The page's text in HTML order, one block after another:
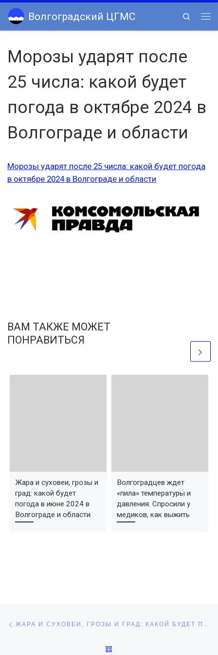
Skip to content
Волгоградский ЦГМС
Search
Морозы ударят после
25 числа: какой будет
погода в октябре 2024 в
Волгограде и области
Морозы ударят после 25 числа: какой будет погода
в октябре 2024 в Волгограде и области
ВАМ ТАКЖЕ МОЖЕТ
ПОНРАВИТЬСЯ
Жара и суховеи, грозы и
град: какой будет
погода в июне 2024 в
Волгограде и области
Волгоградцев ждет
«пила» температуры и
давления. Спросили у
медиков, как выжить
Навигация по записям ЖАРА И СУХОВЕИ, ГРОЗЫ И ГРАД: КАКОЙ БУДЕТ ПОГОДА В ИЮНЕ 2024 В ВОЛГОГРАДЕ И ОБЛАСТИ